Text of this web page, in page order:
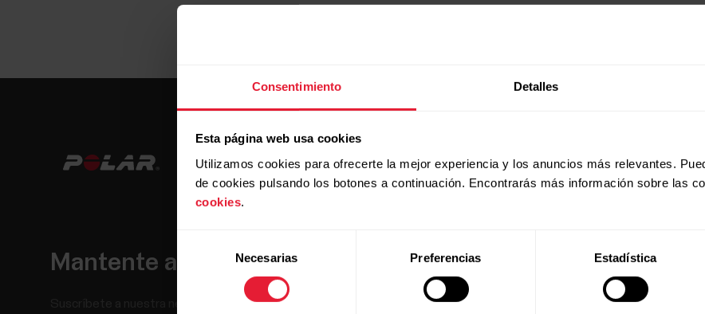
Consentimiento Detalles
Esta página web usa cookies
Utilizamos cookies para ofrecerte la mejor experiencia y los anuncios más relevantes.
de cookies pulsando los botones a continuación. Encontrarás más información sobre las
cookies.
consentimiento
Necesarias Preferencias Estadística
Mantente al día.
Suscríbete a nuestra newsletter y recibe
Productos
Acerca de
Polar